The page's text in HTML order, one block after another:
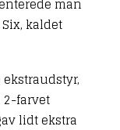
man
kaldet
farvet
lidt ekstra